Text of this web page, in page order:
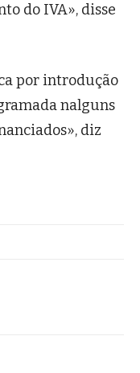
do IVA», disse
por introdução
nalguns
diz